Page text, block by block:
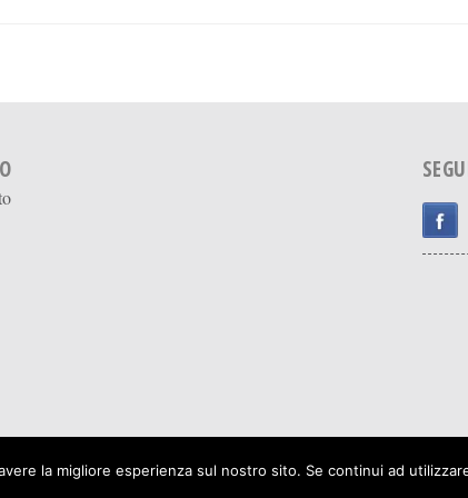
© 2026
la migliore esperienza sul nostro sito. Se continui ad